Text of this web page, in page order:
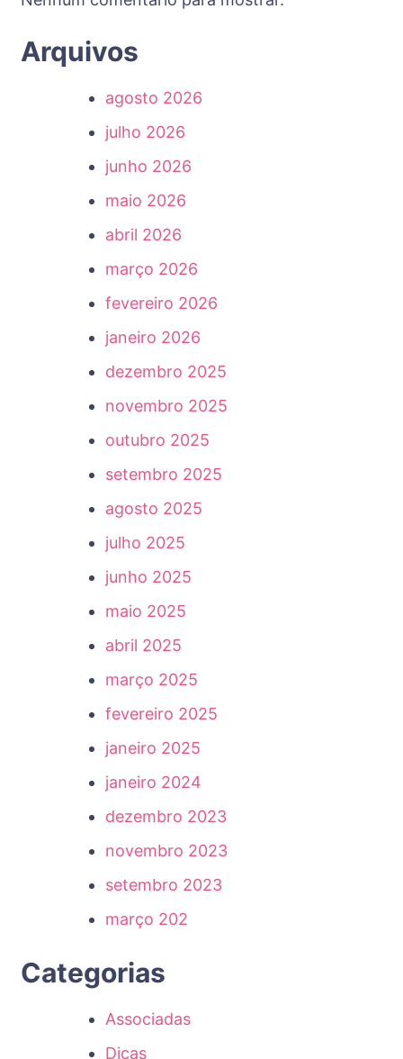
Arquivos
agosto 2026
julho 2026
junho 2026
maio 2026
abril 2026
março 2026
fevereiro 2026
janeiro 2026
dezembro 2025
novembro 2025
outubro 2025
setembro 2025
agosto 2025
julho 2025
junho 2025
maio 2025
abril 2025
março 2025
fevereiro 2025
janeiro 2025
janeiro 2024
dezembro 2023
novembro 2023
setembro 2023
março 202
Categorias
Associadas
Dicas